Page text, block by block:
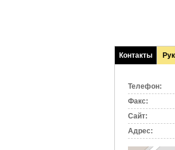
Контакты
(активная
Телефон:
Факс:
Сайт:
Адрес: